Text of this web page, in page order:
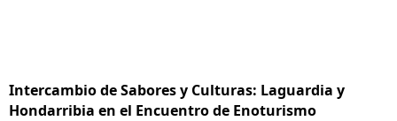
Intercambio de Sabores y Culturas: Laguardia y
Hondarribia en el Encuentro de Enoturismo